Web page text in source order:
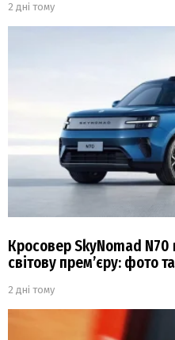
2 дні тому
Кросовер SkyNomad N70
світову прем’єру: фото
2 дні тому